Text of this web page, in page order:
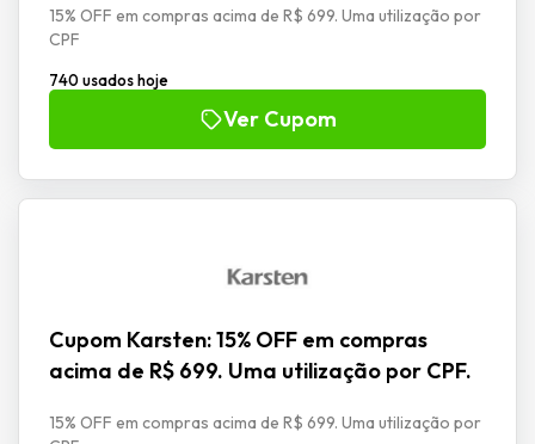
15% OFF em compras acima de R$ 699. Uma utilização por
CPF
740 usados hoje
Ver Cupom
Cupom Karsten: 15% OFF em compras
acima de R$ 699. Uma utilização por CPF.
15% OFF em compras acima de R$ 699. Uma utilização por